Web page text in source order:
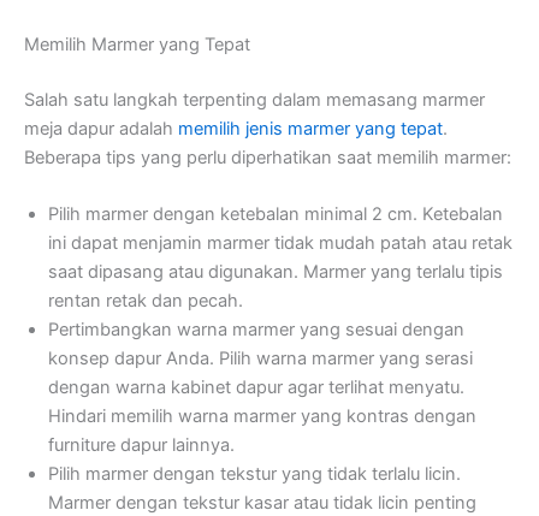
Memilih Marmer yang Tepat
Salah satu langkah terpenting dalam memasang marmer
meja dapur adalah memilih jenis marmer yang tepat.
Beberapa tips yang perlu diperhatikan saat memilih marmer:
Pilih marmer dengan ketebalan minimal 2 cm. Ketebalan
ini dapat menjamin marmer tidak mudah patah atau retak
saat dipasang atau digunakan. Marmer yang terlalu tipis
rentan retak dan pecah.
Pertimbangkan warna marmer yang sesuai dengan
konsep dapur Anda. Pilih warna marmer yang serasi
dengan warna kabinet dapur agar terlihat menyatu.
Hindari memilih warna marmer yang kontras dengan
furniture dapur lainnya.
Pilih marmer dengan tekstur yang tidak terlalu licin.
Marmer dengan tekstur kasar atau tidak licin penting